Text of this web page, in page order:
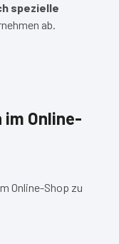
spezielle
ab.
Online-
Online-Shop zu